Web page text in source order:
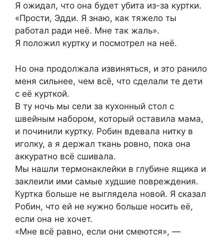
Я ожидал, что она будет убита из-за куртки.
«Прости, Эдди. Я знаю, как тяжело ты
работал ради неё. Мне так жаль».
Я положил куртку и посмотрел на неё.
Но она продолжала извиняться, и это ранило
меня сильнее, чем всё, что сделали те дети
с её курткой.
В ту ночь мы сели за кухонный стол с
швейным набором, который оставила мама,
и починили куртку. Робин вдевала нитку в
иголку, а я держал ткань ровно, пока она
аккуратно всё сшивала.
Мы нашли термонаклейки в глубине ящика и
заклеили ими самые худшие повреждения.
Куртка больше не выглядела новой. Я сказал
Робин, что ей не нужно больше носить её,
если она не хочет.
«Мне всё равно, если они смеются», —